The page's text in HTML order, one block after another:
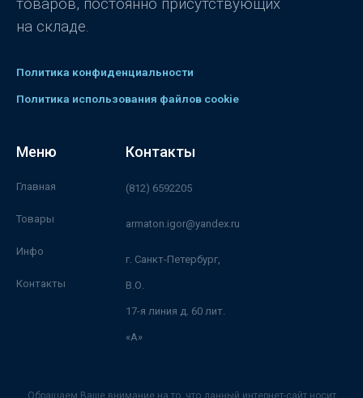
товаров, постоянно присутствующих
на складе.
Политика конфиденциальности
Политика использования файлов cookie
Меню
Главная
Товары
Инфо
Контакты
Контакты
(812) 6592205
armaton.igor@yandex.ru
г. Санкт-Петербург,
В.О.
17-я линия д. 60 лит.
«А»
Обращаем Ваше внимание на то, что данный интернет-сайт носит